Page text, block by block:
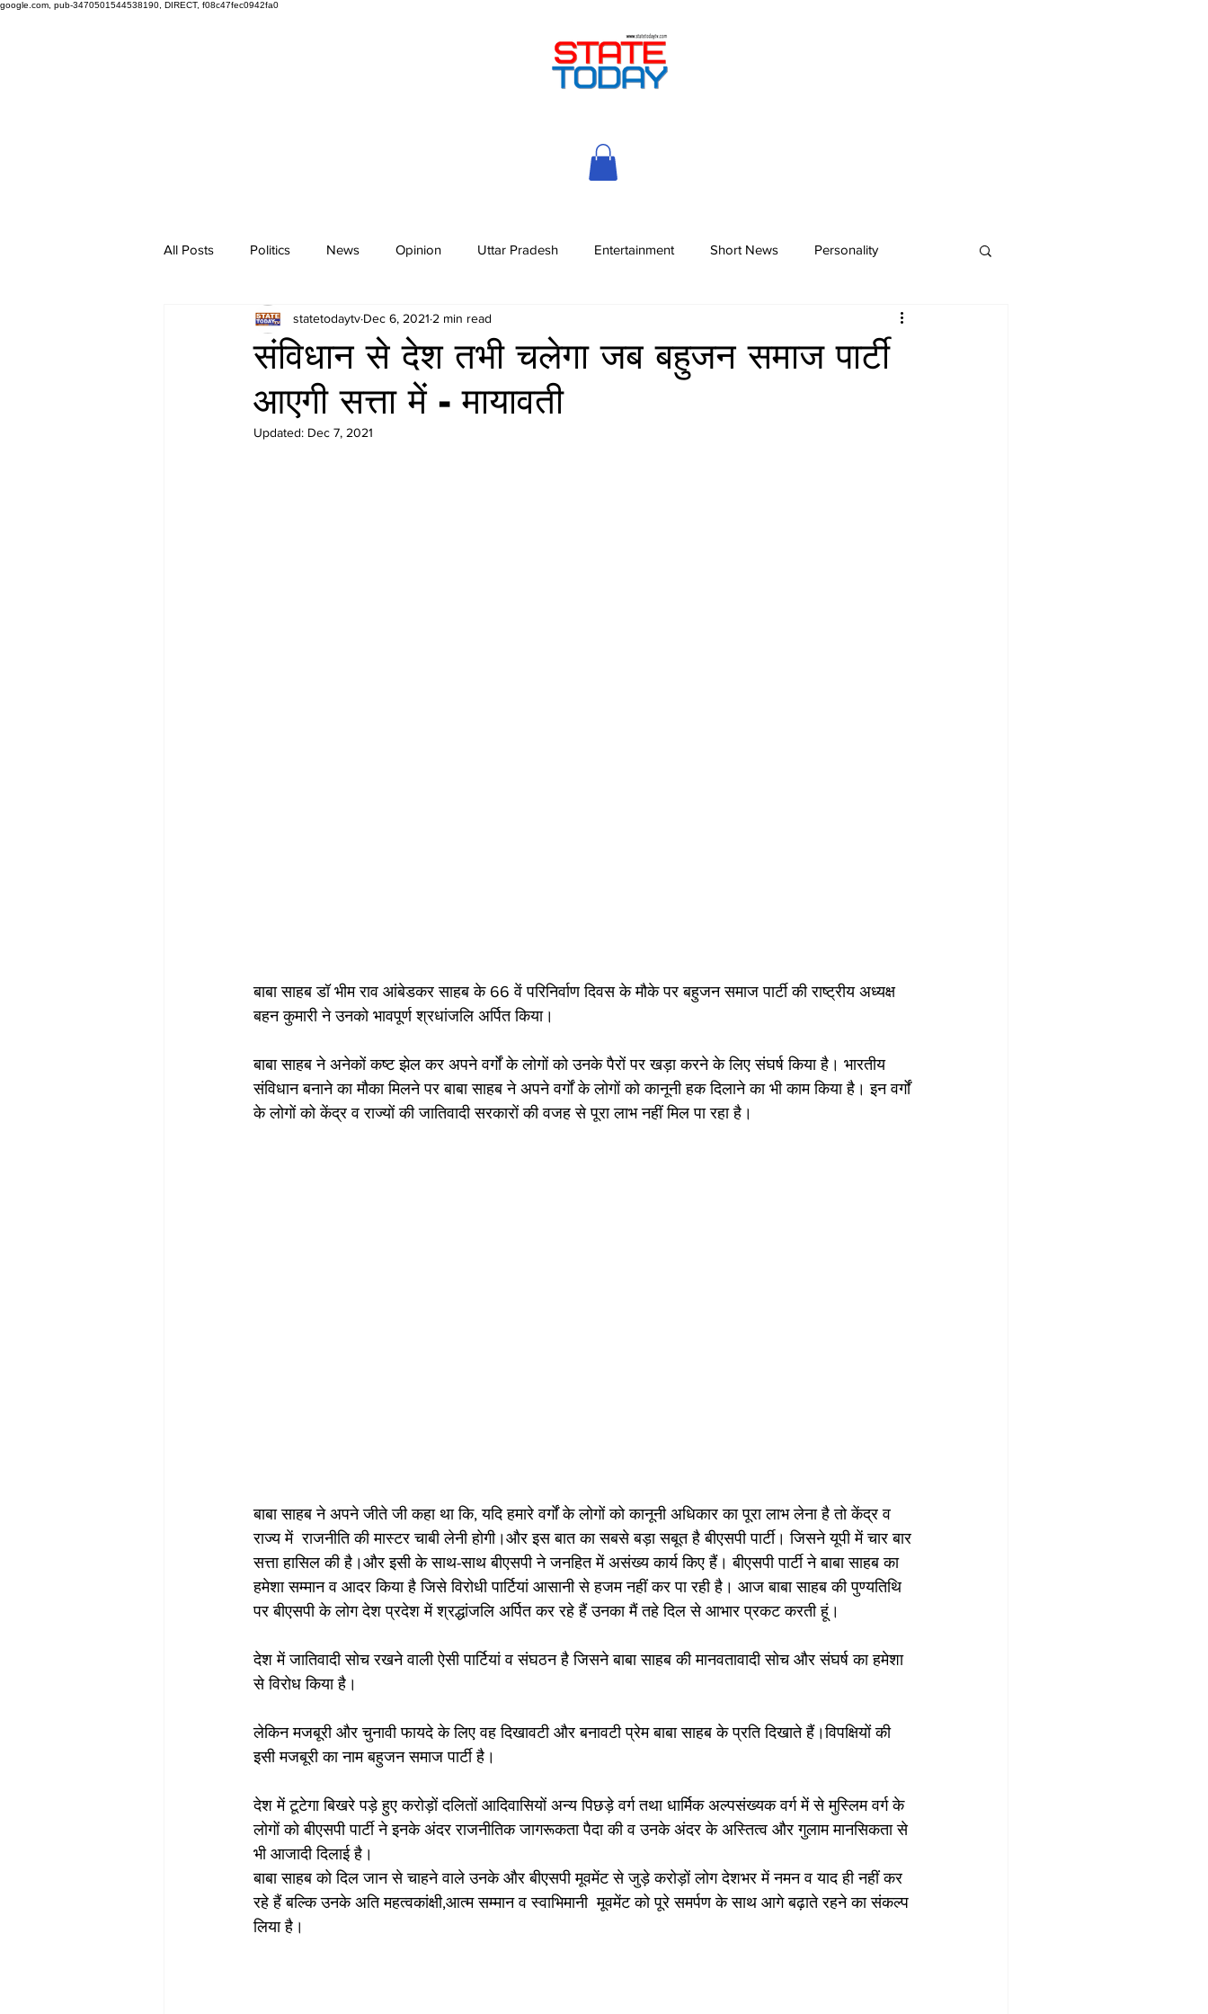
google.com, pub-3470501544538190, DIRECT, f08c47fec0942fa0
All Posts Politics News Opinion Uttar Pradesh Entertainment Short News Personality
संविधान से देश तभी चलेगा जब बहुजन समाज पार्टी
आएगी सत्ता में - मायावती
statetodaytv Dec 6, 2021 2 min read
Updated: Dec 7, 2021
बाबा साहब डॉ भीम राव आंबेडकर साहब के 66 वें परिनिर्वाण दिवस के मौके पर बहुजन समाज पार्टी की राष्ट्रीय अध्यक्ष
बहन कुमारी ने उनको भावपूर्ण श्रधांजलि अर्पित किया।
बाबा साहब ने अनेकों कष्ट झेल कर अपने वर्गों के लोगों को उनके पैरों पर खड़ा करने के लिए संघर्ष किया है। भारतीय
संविधान बनाने का मौका मिलने पर बाबा साहब ने अपने वर्गों के लोगों को कानूनी हक दिलाने का भी काम किया है। इन वर्गों
के लोगों को केंद्र व राज्यों की जातिवादी सरकारों की वजह से पूरा लाभ नहीं मिल पा रहा है।
बाबा साहब ने अपने जीते जी कहा था कि, यदि हमारे वर्गों के लोगों को कानूनी अधिकार का पूरा लाभ लेना है तो केंद्र व
राज्य में  राजनीति की मास्टर चाबी लेनी होगी।और इस बात का सबसे बड़ा सबूत है बीएसपी पार्टी। जिसने यूपी में चार बार
सत्ता हासिल की है।और इसी के साथ-साथ बीएसपी ने जनहित में असंख्य कार्य किए हैं। बीएसपी पार्टी ने बाबा साहब का
हमेशा सम्मान व आदर किया है जिसे विरोधी पार्टियां आसानी से हजम नहीं कर पा रही है। आज बाबा साहब की पुण्यतिथि
पर बीएसपी के लोग देश प्रदेश में श्रद्धांजलि अर्पित कर रहे हैं उनका मैं तहे दिल से आभार प्रकट करती हूं।
देश में जातिवादी सोच रखने वाली ऐसी पार्टियां व संघठन है जिसने बाबा साहब की मानवतावादी सोच और संघर्ष का हमेशा
से विरोध किया है।
लेकिन मजबूरी और चुनावी फायदे के लिए वह दिखावटी और बनावटी प्रेम बाबा साहब के प्रति दिखाते हैं।विपक्षियों की
इसी मजबूरी का नाम बहुजन समाज पार्टी है।
देश में टूटेगा बिखरे पड़े हुए करोड़ों दलितों आदिवासियों अन्य पिछड़े वर्ग तथा धार्मिक अल्पसंख्यक वर्ग में से मुस्लिम वर्ग के
लोगों को बीएसपी पार्टी ने इनके अंदर राजनीतिक जागरूकता पैदा की व उनके अंदर के अस्तित्व और गुलाम मानसिकता से
भी आजादी दिलाई है।
बाबा साहब को दिल जान से चाहने वाले उनके और बीएसपी मूवमेंट से जुड़े करोड़ों लोग देशभर में नमन व याद ही नहीं कर
रहे हैं बल्कि उनके अति महत्वकांक्षी,आत्म सम्मान व स्वाभिमानी  मूवमेंट को पूरे समर्पण के साथ आगे बढ़ाते रहने का संकल्प
लिया है।